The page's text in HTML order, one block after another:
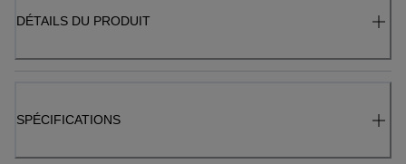
DÉTAILS DU PRODUIT
SPÉCIFICATIONS